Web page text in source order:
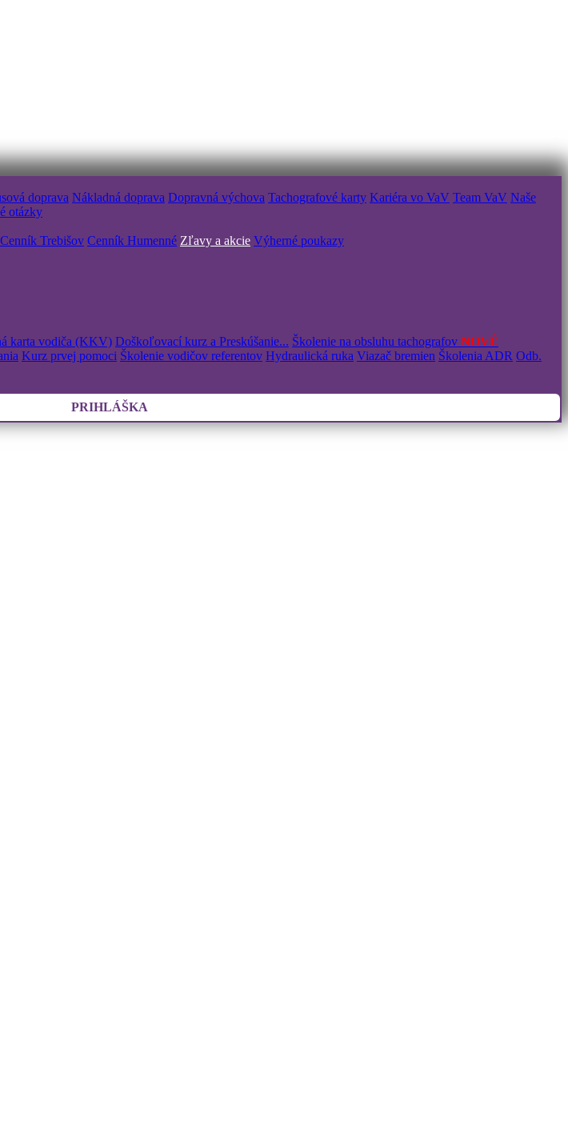
doprava Nákladná doprava Dopravná výchova Tachografové karty Kariéra vo VaV Team VaV Naše
otázky
Cenník Trebišov Cenník Humenné Zľavy a akcie Výherné poukazy
karta vodiča (KKV) Doškoľovací kurz a Preskúšanie... Školenie na obsluhu tachografov NOVÉ
Kurz prvej pomoci Školenie vodičov referentov Hydraulická ruka Viazač bremien Školenia ADR Odb.
PRIHLÁŠKA